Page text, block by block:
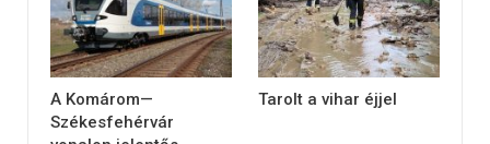
A Komárom—
Székesfehérvár
Tarolt a vihar éjjel